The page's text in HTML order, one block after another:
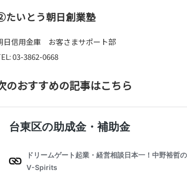
いとう朝日創業塾
日信用金庫 お客さまサポート部
03-3862-0668
のおすすめの記事はこちら